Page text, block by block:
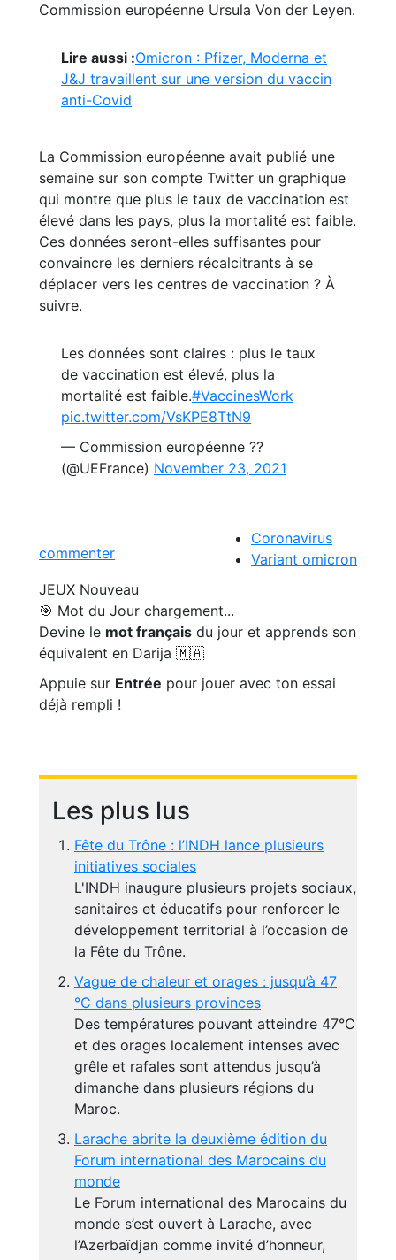
Commission européenne Ursula Von der Leyen.
Lire aussi :Omicron : Pfizer, Moderna et
J&J travaillent sur une version du vaccin
anti-Covid
La Commission européenne avait publié une
semaine sur son compte Twitter un graphique
qui montre que plus le taux de vaccination est
élevé dans les pays, plus la mortalité est faible.
Ces données seront-elles suffisantes pour
convaincre les derniers récalcitrants à se
déplacer vers les centres de vaccination ? À
suivre.
Les données sont claires : plus le taux
de vaccination est élevé, plus la
mortalité est faible.#VaccinesWork
pic.twitter.com/VsKPE8TtN9
— Commission européenne ??
(@UEFrance) November 23, 2021
commenter
Coronavirus
Variant omicron
JEUX Nouveau
🎯 Mot du Jour chargement...
Devine le mot français du jour et apprends son
équivalent en Darija 🇲🇦
Appuie sur Entrée pour jouer avec ton essai
déjà rempli !
Les plus lus
Fête du Trône : l’INDH lance plusieurs
initiatives sociales
L'INDH inaugure plusieurs projets sociaux,
sanitaires et éducatifs pour renforcer le
développement territorial à l’occasion de
la Fête du Trône.
Vague de chaleur et orages : jusqu’à 47
°C dans plusieurs provinces
Des températures pouvant atteindre 47°C
et des orages localement intenses avec
grêle et rafales sont attendus jusqu’à
dimanche dans plusieurs régions du
Maroc.
Larache abrite la deuxième édition du
Forum international des Marocains du
monde
Le Forum international des Marocains du
monde s’est ouvert à Larache, avec
l’Azerbaïdjan comme invité d’honneur,